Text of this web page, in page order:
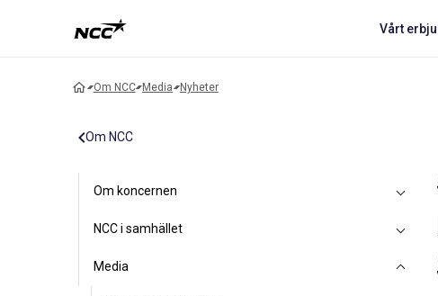
Vårt
Om NCC Media Nyheter
Om NCC
Om koncernen
NCC i samhället
Media